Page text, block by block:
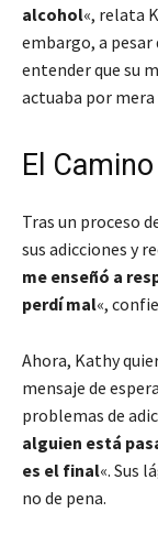
alcohol«, relata
embargo, a
entender que su
actuaba por
El
Tras un proceso
sus adicciones y
me enseñó a
perdí mal«,
Ahora, Kathy
mensaje de
problemas de
alguien está
es el final«. Sus
no de pena.